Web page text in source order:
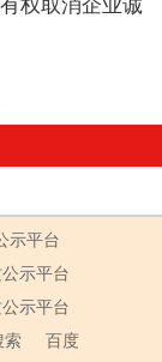
权取消企业诚
示平台
示平台
示平台
索 百度